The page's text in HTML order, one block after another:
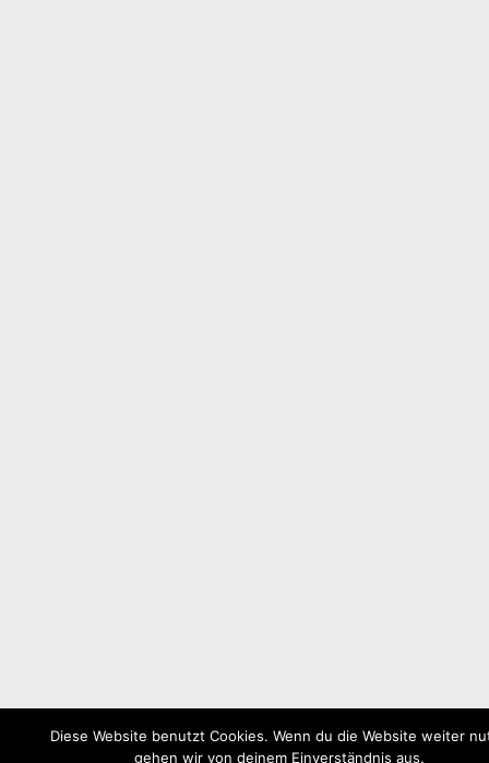
Diese Website benutzt Cookies. Wenn du die Website weiter
gehen wir von deinem Einverständnis aus.